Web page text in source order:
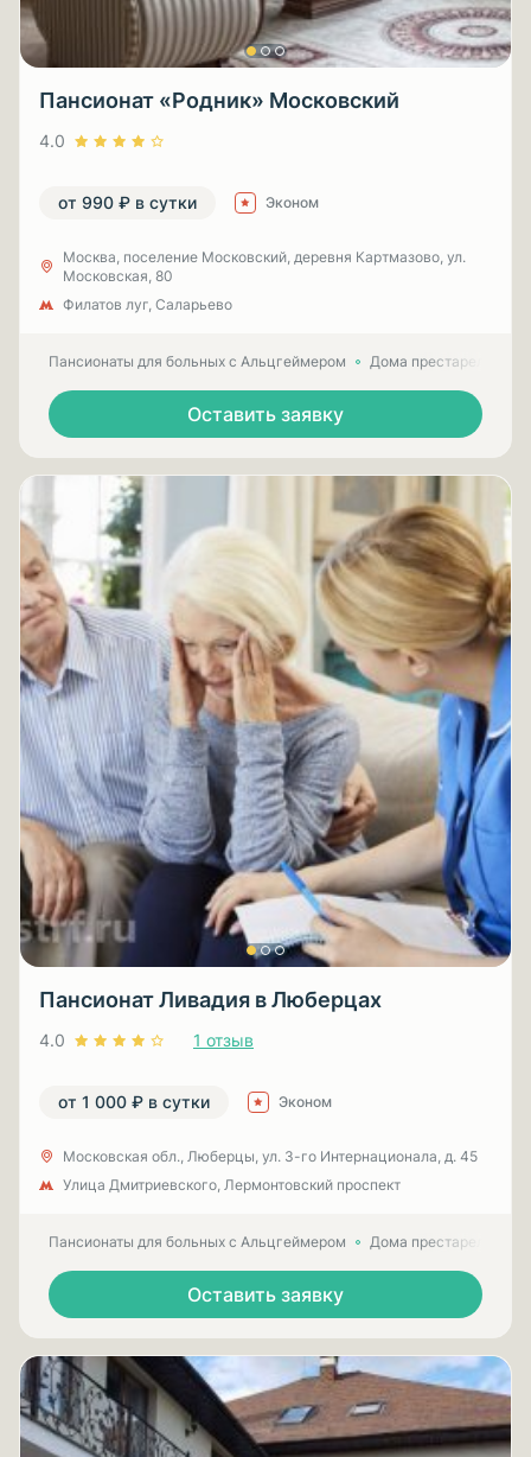
Пансионат «Родник» Московский
4.0
от 990 ₽ в сутки Эконом
Москва, поселение Московский, деревня Картмазово, ул.
Московская, 80
Филатов луг, Саларьево
Пансионаты для больных с Альцгеймером Дома престарелых
Оставить заявку
Пансионат Ливадия в Люберцах
4.0 1 отзыв
от 1 000 ₽ в сутки Эконом
Московская обл., Люберцы, ул. 3-гo Интернационала, д. 45
Улица Дмитриевского, Лермонтовский проспект
Пансионаты для больных с Альцгеймером Дома престарелых
Оставить заявку